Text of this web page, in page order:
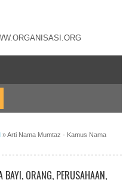
»Arti Nama Mumtaz - Kamus Nama
ORANG, PERUSAHAAN,